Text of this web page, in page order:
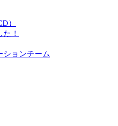
）
！
ョンチーム